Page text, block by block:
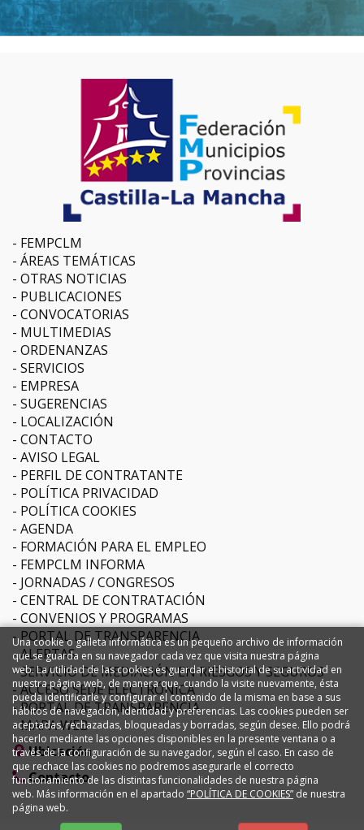
FEMPCLM
ÁREAS TEMÁTICAS
OTRAS NOTICIAS
PUBLICACIONES
CONVOCATORIAS
MULTIMEDIAS
ORDENANZAS
SERVICIOS
EMPRESA
SUGERENCIAS
LOCALIZACIÓN
CONTACTO
AVISO LEGAL
PERFIL DE CONTRATANTE
POLÍTICA PRIVACIDAD
POLÍTICA COOKIES
AGENDA
FORMACIÓN PARA EL EMPLEO
FEMPCLM INFORMA
JORNADAS / CONGRESOS
CENTRAL DE CONTRATACIÓN
CONVENIOS Y PROGRAMAS
PORTAL DE TRANSPARENCIA
ALERTAS
SERVICIO DE MEDIACIÓN EN RIESGOS Y SEGUROS
ACCESO SEDE ELECTRÓNICA
PORTAL DE TRANSPARENCIA
MAPA WEB
Ubicación
Contacto
Una cookie o galleta informática es un pequeño archivo de información
que se guarda en su navegador cada vez que visita nuestra página
web. La utilidad de las cookies es guardar el historial de su actividad en
nuestra página web, de manera que, cuando la visite nuevamente, ésta
pueda identificarle y configurar el contenido de la misma en base a sus
hábitos de navegación, identidad y preferencias. Las cookies pueden ser
aceptadas, rechazadas, bloqueadas y borradas, según desee. Ello podrá
hacerlo mediante las opciones disponibles en la presente ventana o a
través de la configuración de su navegador, según el caso. En caso de
que rechace las cookies no podremos asegurarle el correcto
funcionamiento de las distintas funcionalidades de nuestra página
web. Más información en el apartado “POLÍTICA DE COOKIES” de nuestra
página web.